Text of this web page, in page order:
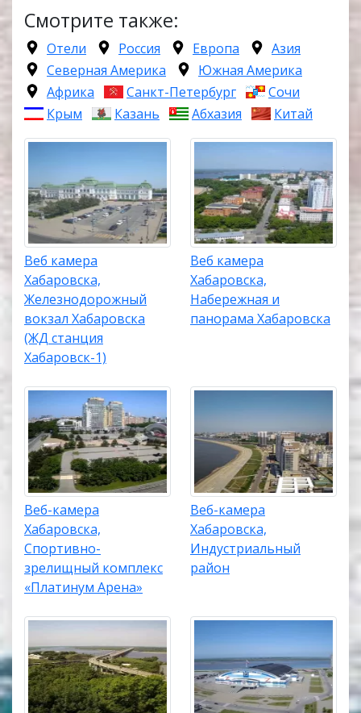
Смотрите также:
Отели Россия Европа
Азия
Северная Америка
Южная Америка
Африка
Санкт-Петербург
Сочи
Крым
Казань Абхазия Китай
Веб камера
Хабаровска,
Железнодорожный
вокзал Хабаровска
(ЖД станция
Хабаровск-1)
Веб камера
Хабаровска,
Набережная и
панорама Хабаровска
Веб-камера
Хабаровска,
Спортивно-
зрелищный комплекс
«Платинум Арена»
Веб-камера
Хабаровска,
Индустриальный
район